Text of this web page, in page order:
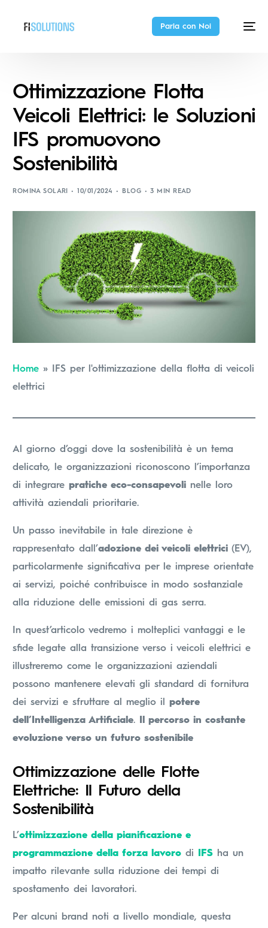
Parla con Noi
Ottimizzazione Flotta
Veicoli Elettrici: le Soluzioni
IFS promuovono
Sostenibilità
ROMINA SOLARI 10/01/2024 BLOG 3 MIN READ
Home »
IFS per l'ottimizzazione della flotta di veicoli
elettrici
Al giorno d’oggi dove la sostenibilità è un tema
delicato, le organizzazioni riconoscono l’importanza
di integrarepratiche eco-consapevoli nelle loro
attività aziendali prioritarie.
Un passo inevitabile in tale direzione è
rappresentato dall’adozione dei veicoli elettrici(EV),
particolarmente significativa per le imprese orientate
ai servizi, poiché contribuisce in modo sostanziale
alla riduzione delle emissioni di gas serra.
In quest’articolo vedremo i molteplici vantaggi e le
sfide legate alla transizione verso i veicoli elettrici e
illustreremo come le organizzazioni aziendali
possono mantenere elevati gli standard di fornitura
dei servizi e sfruttare al meglio ilpotere
dell’Intelligenza Artificiale.
Il percorso in costante
evoluzione verso un futuro sostenibile
Ottimizzazione delle Flotte
Elettriche: Il Futuro della
Sostenibilità
L’ottimizzazione della pianificazione e
programmazione della forza lavoro di IFS ha un
impatto rilevante sulla riduzione dei tempi di
spostamento dei lavoratori.
Per alcuni brand noti a livello mondiale, questa